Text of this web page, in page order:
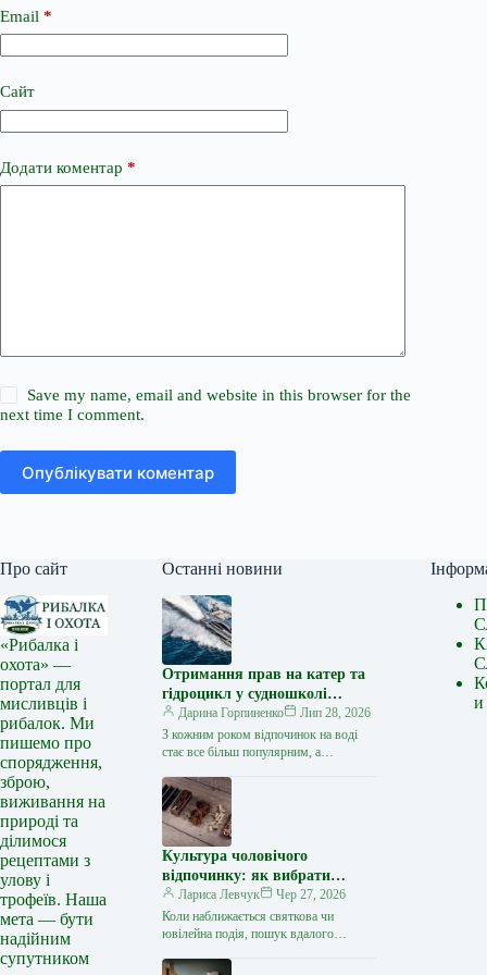
Email *
Сайт
Додати коментар *
Save my name, email and website in this browser for the
next time I comment.
Опублікувати коментар
Про сайт
«Рибалка і
охота» —
портал для
мисливців і
рибалок. Ми
пишемо про
спорядження,
зброю,
виживання на
природі та
ділимося
рецептами з
улову і
трофеїв. Наша
мета — бути
надійним
супутником
Останні новини
Отримання прав на катер та
гідроцикл у судношколі
«Либідь-А»: від теорії до
іспиту
Дарина Горпиненко
Лип 28, 2026
З кожним роком відпочинок на воді
стає все більш популярним, а
чи гідроциклом відкриває нові
горизонти…
Культура чоловічого
відпочинку: як вибрати
стильний та корисний
подарунок
Лариса Левчук
Чер 27, 2026
Коли наближається святкова чи
ювілейна подія, пошук вдалого
близької людини нерідко
и